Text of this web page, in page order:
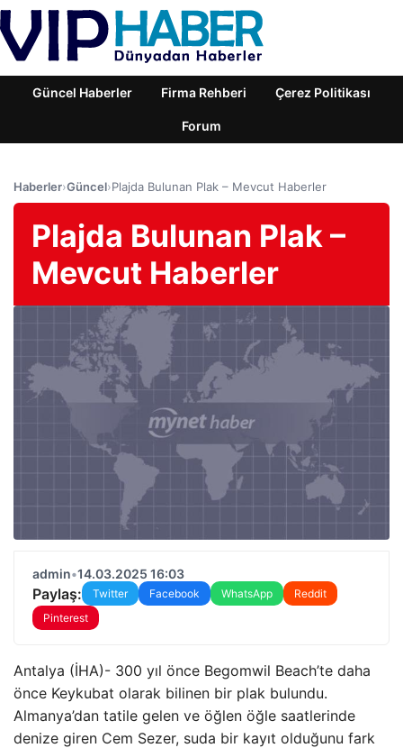
Güncel Haberler Firma Rehberi Çerez Politikası
Forum
Haberler›Güncel›Plajda Bulunan Plak – Mevcut Haberler
Plajda Bulunan Plak –
Mevcut Haberler
admin•14.03.2025 16:03
Paylaş: Twitter Facebook WhatsApp
Reddit
Pinterest
Antalya (İHA)- 300 yıl önce Begomwil Beach’te daha
önce Keykubat olarak bilinen bir plak bulundu.
Almanya’dan tatile gelen ve öğlen öğle saatlerinde
denize giren Cem Sezer, suda bir kayıt olduğunu fark